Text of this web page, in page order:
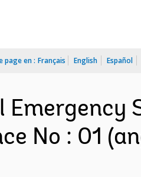
page en : Français English Español
Emergency
No : 01